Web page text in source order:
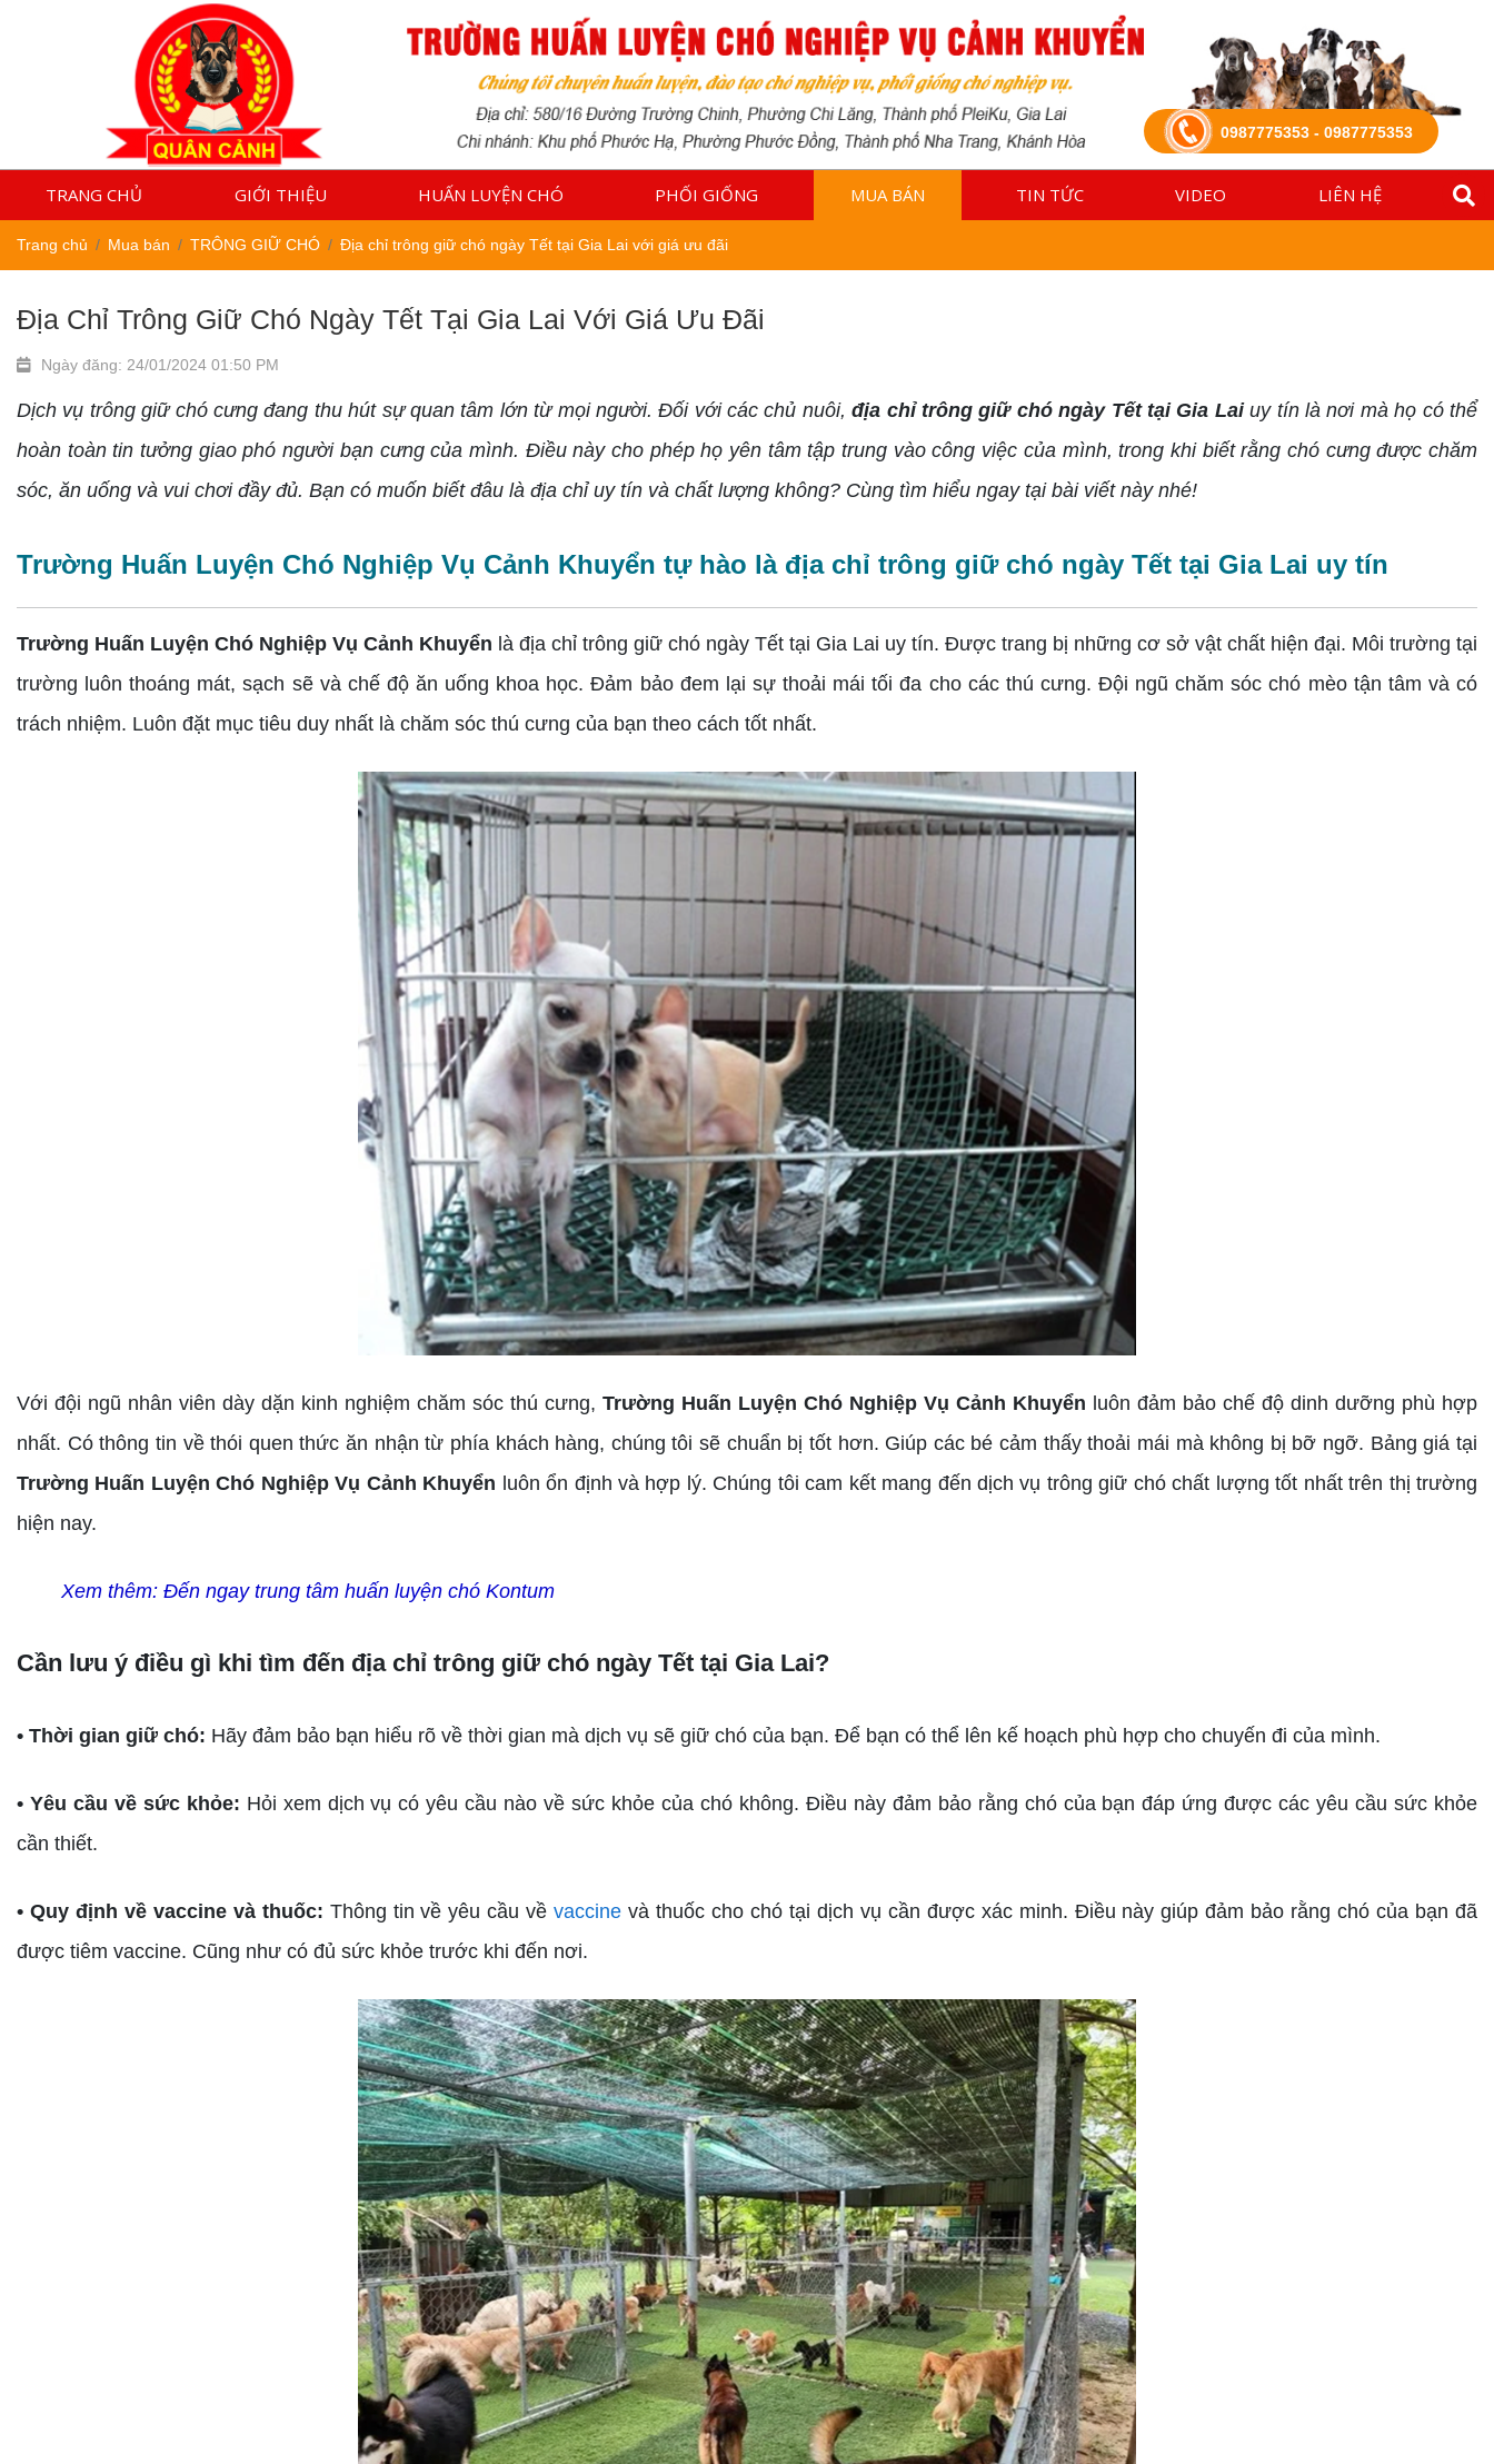
0987775353 - 0987775353
TRANG CHỦ GIỚI THIỆU HUẤN LUYỆN CHÓ PHỐI GIỐNG MUA BÁN TIN TỨC VIDEO LIÊN HỆ
Trang chủ Mua bán TRÔNG GIỮ CHÓ Địa chỉ trông giữ chó ngày Tết tại Gia Lai với giá ưu đãi
Địa Chỉ Trông Giữ Chó Ngày Tết Tại Gia Lai Với Giá Ưu Đãi
Ngày đăng: 24/01/2024 01:50 PM
Dịch vụ trông giữ chó cưng đang thu hút sự quan tâm lớn từ mọi người. Đối với các chủ nuôi,địa chỉ trông giữ chó ngày Tết tại Gia Laiuy tín là nơi mà họ có thể
hoàn toàn tin tưởng giao phó người bạn cưng của mình. Điều này cho phép họ yên tâm tập trung vào công việc của mình, trong khi biết rằng chó cưng được chăm
sóc, ăn uống và vui chơi đầy đủ. Bạn có muốn biết đâu là địa chỉ uy tín và chất lượng không? Cùng tìm hiểu ngay tại bài viết này nhé!
Trường Huấn Luyện Chó Nghiệp Vụ Cảnh Khuyển tự hào là địa chỉ trông giữ chó ngày Tết tại Gia Lai uy tín
Trường Huấn Luyện Chó Nghiệp Vụ Cảnh Khuyển là địa chỉ trông giữ chó ngày Tết tại Gia Lai uy tín. Được trang bị những cơ sở vật chất hiện đại. Môi trường tại
trường luôn thoáng mát, sạch sẽ và chế độ ăn uống khoa học. Đảm bảo đem lại sự thoải mái tối đa cho các thú cưng. Đội ngũ chăm sóc chó mèo tận tâm và có
trách nhiệm. Luôn đặt mục tiêu duy nhất là chăm sóc thú cưng của bạn theo cách tốt nhất.
Với đội ngũ nhân viên dày dặn kinh nghiệm chăm sóc thú cưng, Trường Huấn Luyện Chó Nghiệp Vụ Cảnh Khuyển luôn đảm bảo chế độ dinh dưỡng phù hợp
nhất. Có thông tin về thói quen thức ăn nhận từ phía khách hàng, chúng tôi sẽ chuẩn bị tốt hơn. Giúp các bé cảm thấy thoải mái mà không bị bỡ ngỡ. Bảng giá tại
Trường Huấn Luyện Chó Nghiệp Vụ Cảnh Khuyển luôn ổn định và hợp lý. Chúng tôi cam kết mang đến dịch vụ trông giữ chó chất lượng tốt nhất trên thị trường
hiện nay.
Xem thêm: Đến ngay trung tâm huấn luyện chó Kontum
Cần lưu ý điều gì khi tìm đến địa chỉ trông giữ chó ngày Tết tại Gia Lai?
• Thời gian giữ chó: Hãy đảm bảo bạn hiểu rõ về thời gian mà dịch vụ sẽ giữ chó của bạn. Để bạn có thể lên kế hoạch phù hợp cho chuyến đi của mình.
• Yêu cầu về sức khỏe: Hỏi xem dịch vụ có yêu cầu nào về sức khỏe của chó không. Điều này đảm bảo rằng chó của bạn đáp ứng được các yêu cầu sức khỏe
cần thiết.
• Quy định về vaccine và thuốc: Thông tin về yêu cầu vềvaccine và thuốc cho chó tại dịch vụ cần được xác minh. Điều này giúp đảm bảo rằng chó của bạn đã
được tiêm vaccine. Cũng như có đủ sức khỏe trước khi đến nơi.